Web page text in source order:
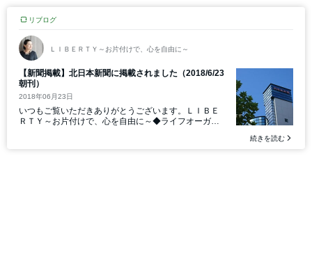
リブログ
ＬＩＢＥＲＴＹ～お片付けで、心を自由に～
【新聞掲載】北日本新聞に掲載されました（2018/6/23
朝刊）
2018年06月23日
いつもご覧いただきありがとうございます。ＬＩＢＥ
ＲＴＹ～お片付けで、心を自由に～◆ライフオーガナ
続きを読む